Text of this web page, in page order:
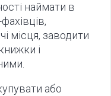
наймати в
місця, заводити
і
або